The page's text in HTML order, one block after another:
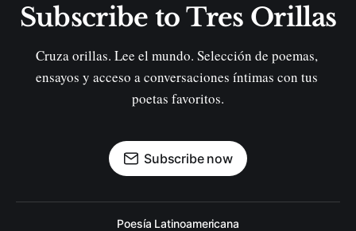
Subscribe to Tres Orillas
Cruza orillas. Lee el mundo. Selección de poemas,
ensayos y acceso a conversaciones íntimas con tus
poetas favoritos.
Subscribe now
Poesía Latinoamericana